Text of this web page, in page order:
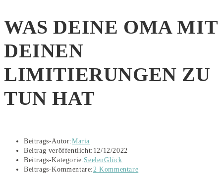
WAS DEINE OMA MIT
DEINEN
LIMITIERUNGEN ZU
TUN HAT
Beitrags-Autor:Maria
Beitrag veröffentlicht: 12/12/2022
Beitrags-Kategorie:SeelenGlück
Beitrags-Kommentare: 2 Kommentare